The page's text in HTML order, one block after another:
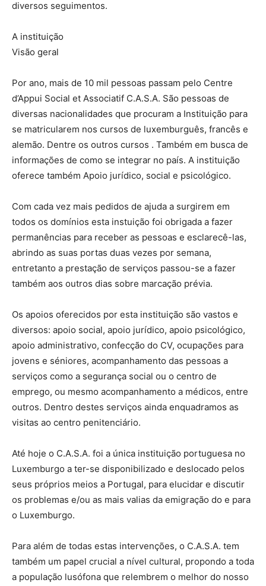
diversos seguimentos.
A instituição
Visão geral
Por ano, mais de 10 mil pessoas passam pelo Centre
d’Appui Social et Associatif C.A.S.A. São pessoas de
diversas nacionalidades que procuram a Instituição para
se matricularem nos cursos de luxemburguês, francês e
alemão. Dentre os outros cursos . Também em busca de
informações de como se integrar no país. A instituição
oferece também Apoio jurídico, social e psicológico.
Com cada vez mais pedidos de ajuda a surgirem em
todos os domínios esta instuição foi obrigada a fazer
permanências para receber as pessoas e esclarecê-las,
abrindo as suas portas duas vezes por semana,
entretanto a prestação de serviços passou-se a fazer
também aos outros dias sobre marcação prévia.
Os apoios oferecidos por esta instituição são vastos e
diversos: apoio social, apoio jurídico, apoio psicológico,
apoio administrativo, confecção do CV, ocupações para
jovens e séniores, acompanhamento das pessoas a
serviços como a segurança social ou o centro de
emprego, ou mesmo acompanhamento a médicos, entre
outros. Dentro destes serviços ainda enquadramos as
visitas ao centro penitenciário.
Até hoje o C.A.S.A. foi a única instituição portuguesa no
Luxemburgo a ter-se disponibilizado e deslocado pelos
seus próprios meios a Portugal, para elucidar e discutir
os problemas e/ou as mais valias da emigração do e para
o Luxemburgo.
Para além de todas estas intervenções, o C.A.S.A. tem
também um papel crucial a nível cultural, propondo a toda
a população lusófona que relembrem o melhor do nosso